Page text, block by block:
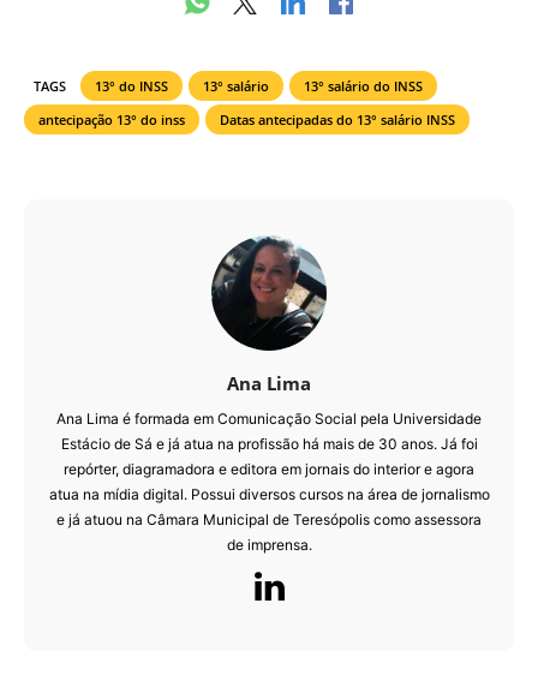
TAGS 13° do INSS 13° salário
13° salário do INSS
antecipação 13° do inss
Datas antecipadas do 13° salário INSS
Ana Lima
Ana Lima é formada em Comunicação Social pela Universidade
Estácio de Sá e já atua na profissão há mais de 30 anos. Já foi
repórter, diagramadora e editora em jornais do interior e agora
atua na mídia digital. Possui diversos cursos na área de jornalismo
e já atuou na Câmara Municipal de Teresópolis como assessora
de imprensa.